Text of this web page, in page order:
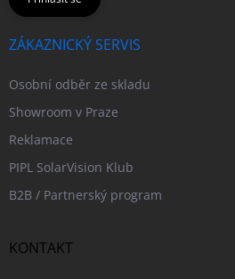
ZÁKAZNICKÝ SERVIS
Osobní odběr ze skladu
Showroom v Praze
Reklamace
PIPL SolarVision Klub
B2B / Partnerský program
KONTAKT